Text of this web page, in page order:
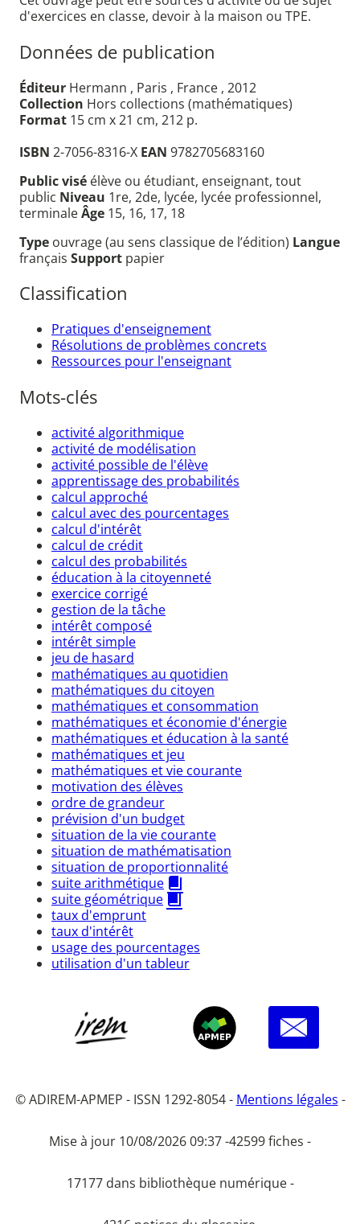
d'exercices en classe, devoir à la maison ou TPE.
Données de publication
Éditeur Hermann , Paris , France , 2012
Collection Hors collections (mathématiques)
Format 15 cm x 21 cm, 212 p.
ISBN 2-7056-8316-X EAN 9782705683160
Public visé élève ou étudiant, enseignant, tout
public Niveau 1re, 2de, lycée, lycée professionnel,
terminaleÂge 15, 16, 17, 18
Type ouvrage (au sens classique de l’édition) Langue
français Support papier
Classification
Pratiques d'enseignement
Résolutions de problèmes concrets
Ressources pour l'enseignant
Mots-clés
activité algorithmique
activité de modélisation
activité possible de l'élève
apprentissage des probabilités
calcul approché
calcul avec des pourcentages
calcul d'intérêt
calcul de crédit
calcul des probabilités
éducation à la citoyenneté
exercice corrigé
gestion de la tâche
intérêt composé
intérêt simple
jeu de hasard
mathématiques au quotidien
mathématiques du citoyen
mathématiques et consommation
mathématiques et économie d'énergie
mathématiques et éducation à la santé
mathématiques et jeu
mathématiques et vie courante
motivation des élèves
ordre de grandeur
prévision d'un budget
situation de la vie courante
situation de mathématisation
situation de proportionnalité
suite arithmétique
suite géométrique
taux d'emprunt
taux d'intérêt
usage des pourcentages
utilisation d'un tableur
© ADIREM-APMEP - ISSN 1292-8054 - Mentions légales -
Mise à jour 10/08/2026 09:37 -42599 fiches -
17177 dans bibliothèque numérique -